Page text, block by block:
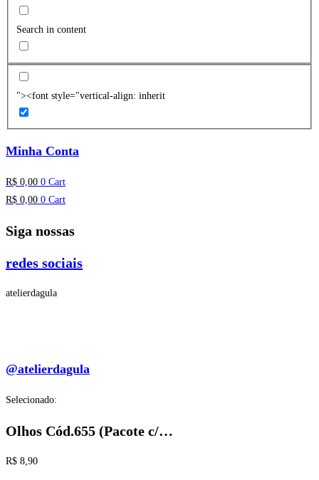
Search in content
"><font style="vertical-align: inherit
Minha Conta
R$ 0,00 0 Cart
R$ 0,00 0 Cart
Siga nossas
redes sociais
atelierdagula
@atelierdagula
Selecionado:
Olhos Cód.655 (Pacote c/…
R$ 8,90